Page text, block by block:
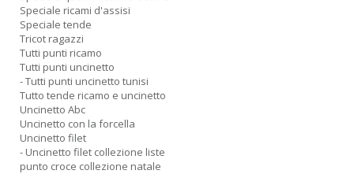
Speciale ricami d'assisi
Speciale tende
Tricot ragazzi
Tutti punti ricamo
Tutti punti uncinetto
- Tutti punti uncinetto tunisi
Tutto tende ricamo e uncinetto
Uncinetto Abc
Uncinetto con la forcella
Uncinetto filet
- Uncinetto filet collezione liste
punto croce collezione natale